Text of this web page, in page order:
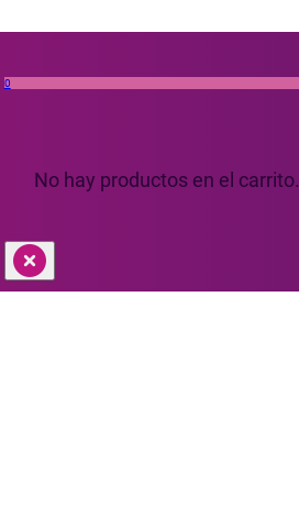
0
No hay productos en el carrito.